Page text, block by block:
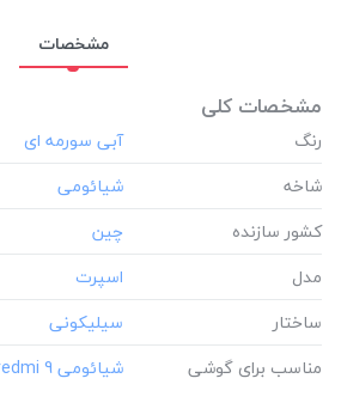
مشخصات
مشخصات کلی
رنگ
شاخه
کشور سازنده
مدل
ساختار
مناسب برای گوشی